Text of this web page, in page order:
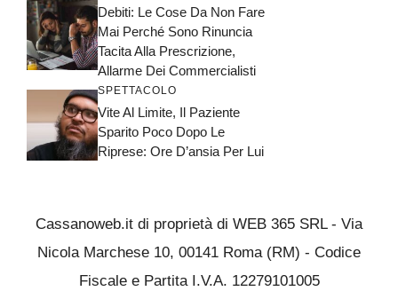
Debiti: Le Cose Da Non Fare
Mai Perché Sono Rinuncia
Tacita Alla Prescrizione,
Allarme Dei Commercialisti
SPETTACOLO
Vite Al Limite, Il Paziente
Sparito Poco Dopo Le
Riprese: Ore D’ansia Per Lui
Cassanoweb.it di proprietà di WEB 365 SRL - Via
Nicola Marchese 10, 00141 Roma (RM) - Codice
Fiscale e Partita I.V.A. 12279101005